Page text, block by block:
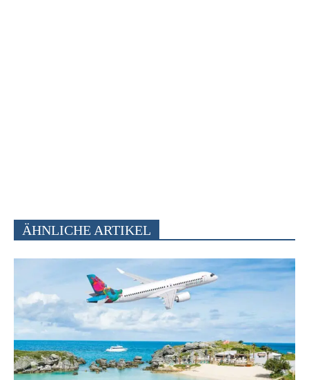
ÄHNLICHE ARTIKEL